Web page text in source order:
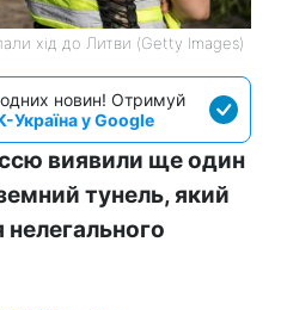
хід до Литви (Getty Images)
новин! Отримуй
Україна у Google
виявили ще один
тунель, який